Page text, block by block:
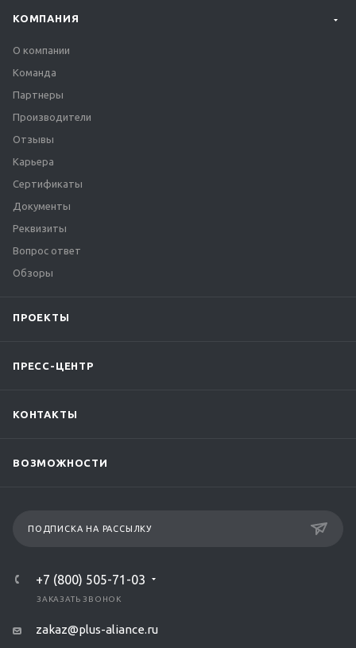
КОМПАНИЯ
О компании
Команда
Партнеры
Производители
Отзывы
Карьера
Сертификаты
Документы
Реквизиты
Вопрос ответ
Обзоры
ПРОЕКТЫ
ПРЕСС-ЦЕНТР
КОНТАКТЫ
ВОЗМОЖНОСТИ
ПОДПИСКА НА РАССЫЛКУ
+7 (800) 505-71-03
ЗАКАЗАТЬ ЗВОНОК
zakaz@plus-aliance.ru